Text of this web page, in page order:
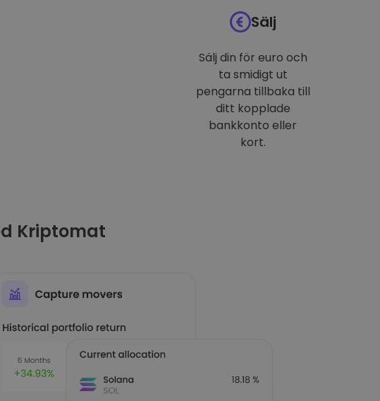
Sälj
Sälj din för euro och
ta smidigt ut
pengarna tillbaka till
ditt kopplade
bankkonto eller
kort.
Kriptomat